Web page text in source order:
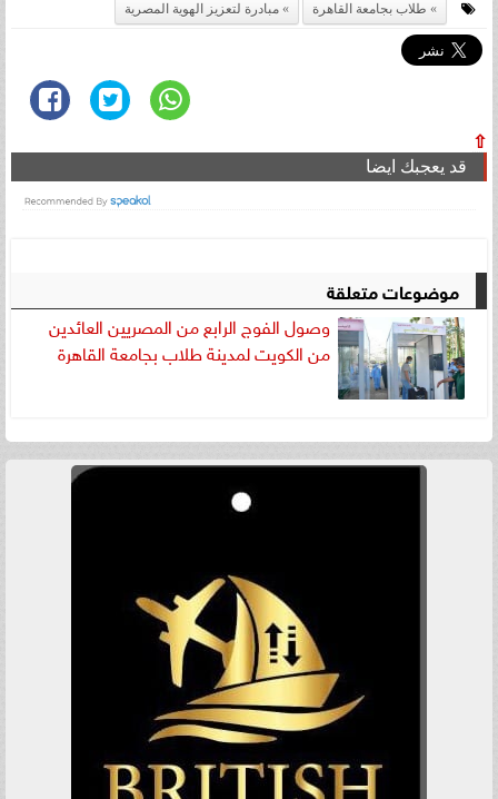
طلاب بجامعة القاهرة مبادرة لتعزيز الهوية المصرية
⇧
قد يعجبك ايضا
موضوعات متعلقة
وصول الفوج الرابع من المصريين العائدين
من الكويت لمدينة طلاب بجامعة القاهرة